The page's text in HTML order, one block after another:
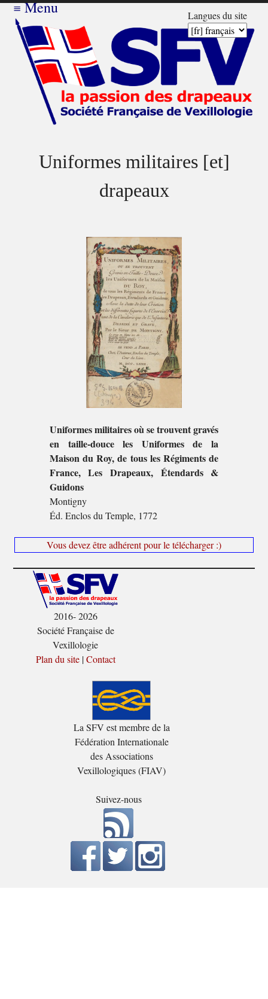
Langues du site
≡Menu
Uniformes militaires [et]
drapeaux
Uniformes militaires où se trouvent gravés
en taille-douce les Uniformes de la
Maison du Roy, de tous les Régiments de
France, Les Drapeaux, Étendards &
Guidons
Montigny
Éd. Enclos du Temple, 1772
Vous devez être adhérent pour le télécharger :)
2016- 2026
Société Française de
Vexillologie
Plan du site|Contact
La SFV est membre de la
Fédération Internationale
des Associations
Vexillologiques (FIAV)
Suivez-nous